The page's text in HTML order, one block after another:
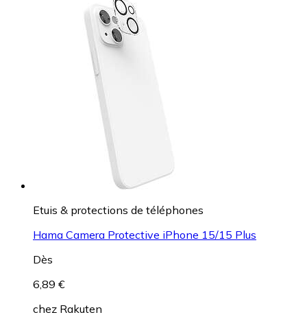
Etuis & protections de téléphones
Hama Camera Protective iPhone 15/15 Plus
Dès
6,89 €
chez Rakuten